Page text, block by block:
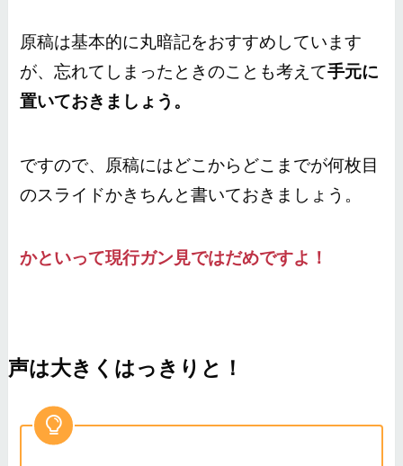
原稿は基本的に丸暗記をおすすめしています
が、忘れてしまったときのことも考えて手元に
置いておきましょう。
ですので、原稿にはどこからどこまでが何枚目
のスライドかきちんと書いておきましょう。
かといって現行ガン見ではだめですよ！
声は大きくはっきりと！